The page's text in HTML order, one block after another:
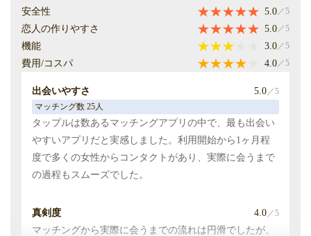
会員数が多く、マッチングがしやすいだけでなく、丁寧
に会話を続けてくれる方が多いと感じました。会話を重
ねるうちに相手のことが気になり、実際に会いたいと思
える人が何人もいました。
機能
プロフィールに趣味を追加できる機能や、お出かけ機能
があるため、休日の予定を立てやすく、共通の趣味につ
いて話を広げられました。相手の趣味も詳しく知ること
ができ、とても使いやすかったです。
安全性 5.0 ／5
恋人の作りやすさ 5.0 ／5
機能 3.0 ／5
費用/コスパ 4.0 ／5
出会いやすさ 5.0 ／5
マッチング数 25人
タップルは数あるマッチングアプリの中で、最も出会い
やすいアプリだと実感しました。利用開始から1ヶ月程
度で多くの女性からコンタクトがあり、実際に会うまで
の過程もスムーズでした。
真剣度 4.0 ／5
マッチングから実際に会うまでの流れは円滑でしたが、